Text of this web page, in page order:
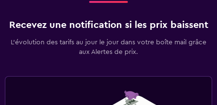
Recevez une notification si les prix baissent
L’évolution des tarifs au jour le jour dans votre boîte mail grâce
aux Alertes de prix.